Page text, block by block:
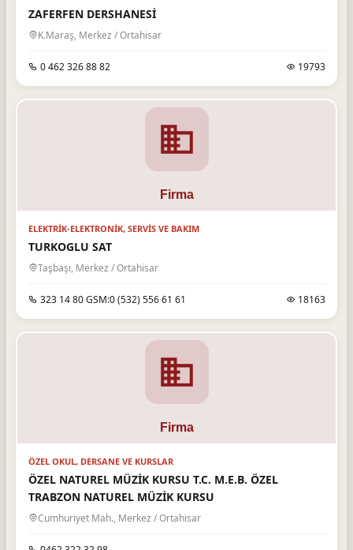
ZAFERFEN DERSHANESİ
K.Maraş, Merkez / Ortahisar
0 462 326 88 82 19793
ELEKTRIK-ELEKTRONIK, SERVIS VE BAKIM
TURKOGLU SAT
Taşbaşı, Merkez / Ortahisar
323 14 80 GSM:0 (532) 556 61 61 18163
ÖZEL OKUL, DERSANE VE KURSLAR
ÖZEL NATUREL MÜZİK KURSU T.C. M.E.B. ÖZEL
TRABZON NATUREL MÜZİK KURSU
Cumhuriyet Mah., Merkez / Ortahisar